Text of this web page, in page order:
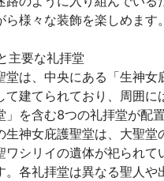
様々な装飾を楽しめます。
主要な礼拝堂
堂は、中央にある「生神女
て建てられており、周囲に
」を含む8つの礼拝堂が配
生神女庇護聖堂は、大聖堂
ワシリイの遺体が祀られて
。各礼拝堂は異なる聖人や